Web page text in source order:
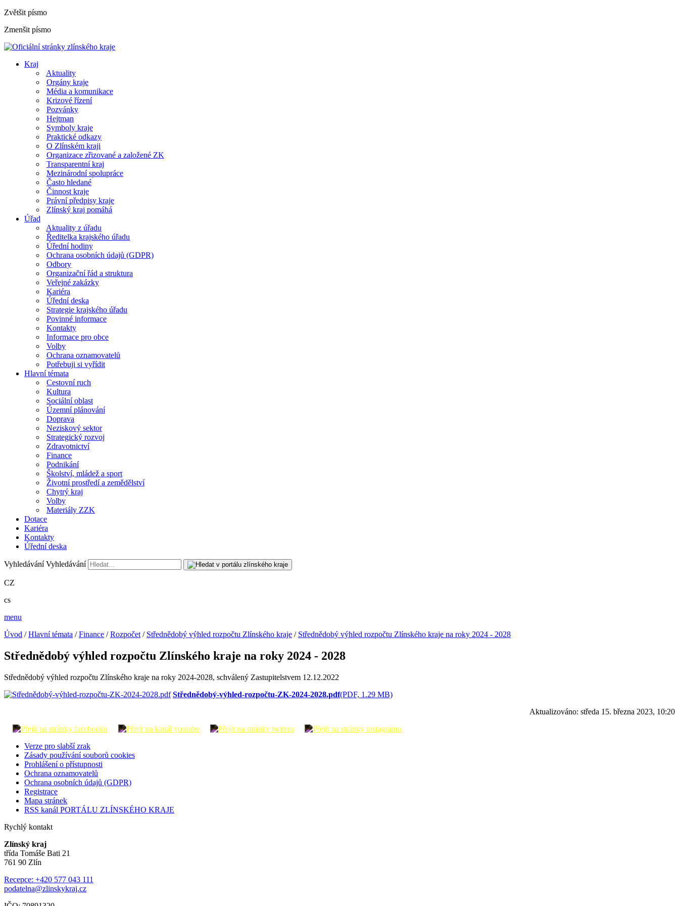
Zvětšit písmo
Zmenšit písmo
Kraj
Aktuality
Orgány kraje
Média a komunikace
Krizové řízení
Pozvánky
Hejtman
Symboly kraje
Praktické odkazy
O Zlínském kraji
Organizace zřizované a založené ZK
Transparentní kraj
Mezinárodní spolupráce
Často hledané
Činnost kraje
Právní předpisy kraje
Zlínský kraj pomáhá
Úřad
Aktuality z úřadu
Ředitelka krajského úřadu
Úřední hodiny
Ochrana osobních údajů (GDPR)
Odbory
Organizační řád a struktura
Veřejné zakázky
Kariéra
Úřední deska
Strategie krajského úřadu
Povinné informace
Kontakty
Informace pro obce
Volby
Ochrana oznamovatelů
Potřebuji si vyřídit
Hlavní témata
Cestovní ruch
Kultura
Sociální oblast
Územní plánování
Doprava
Neziskový sektor
Strategický rozvoj
Zdravotnictví
Finance
Podnikání
Školství, mládež a sport
Životní prostředí a zemědělství
Chytrý kraj
Volby
Materiály ZZK
Dotace
Kariéra
Kontakty
Úřední deska
Vyhledávání Vyhledávání
CZ
cs
menu
Úvod /Hlavní témata /Finance /Rozpočet / Střednědobý výhled rozpočtu Zlínského kraje / Střednědobý výhled rozpočtu Zlínského kraje na roky 2024 - 2028
Střednědobý výhled rozpočtu Zlínského kraje na roky 2024 - 2028
Střednědobý výhled rozpočtu Zlínského kraje na roky 2024-2028, schválený Zastupitelstvem 12.12.2022
Střednědobý-výhled-rozpočtu-ZK-2024-2028.pdf(PDF, 1.29 MB)
Aktualizováno: středa 15. března 2023, 10:20
Verze pro slabší zrak
Zásady používání souborů cookies
Prohlášení o přístupnosti
Ochrana oznamovatelů
Ochrana osobních údajů (GDPR)
Registrace
Mapa stránek
RSS kanál PORTÁLU ZLÍNSKÉHO KRAJE
Rychlý kontakt
Zlínský kraj
třída Tomáše Bati 21
761 90 Zlín
Recepce: +420 577 043 111
podatelna@zlinskykraj.cz